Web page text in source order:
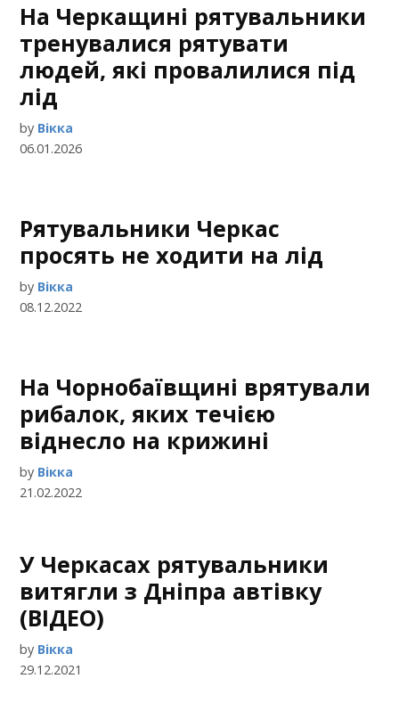
На Черкащині рятувальники
тренувалися рятувати
людей, які провалилися під
лід
by Вікка
06.01.2026
Рятувальники Черкас
просять не ходити на лід
by Вікка
08.12.2022
На Чорнобаївщині врятували
рибалок, яких течією
віднесло на крижині
by Вікка
21.02.2022
У Черкасах рятувальники
витягли з Дніпра автівку
(ВІДЕО)
by Вікка
29.12.2021